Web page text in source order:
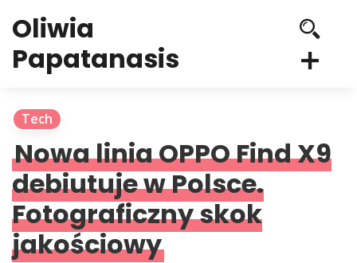
Oliwia
Papatanasis
Tech
Nowa linia OPPO Find X9
debiutuje w Polsce.
Fotograficzny skok
jakościowy